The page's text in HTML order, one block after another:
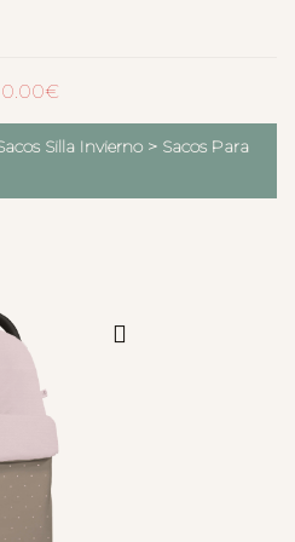
0.00€
Silla Invierno > Sacos Para